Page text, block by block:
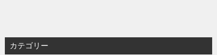
カテゴリー